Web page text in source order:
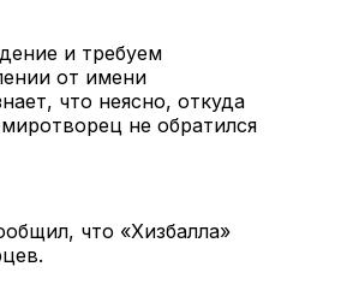
и требуем
от имени
что неясно, откуда
не обратился
что «Хизбалла»